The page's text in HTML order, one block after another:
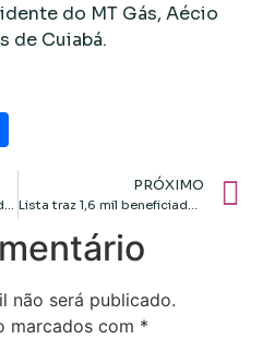
do MT Gás, Aécio
de Cuiabá.
Portão do Inferno: Análise de projeto para obra fica pronta este mês
PRÓXIMO
Lista traz 1,6 mil beneficiados com CNH gratuita em MT
não será publicado.
marcados com *